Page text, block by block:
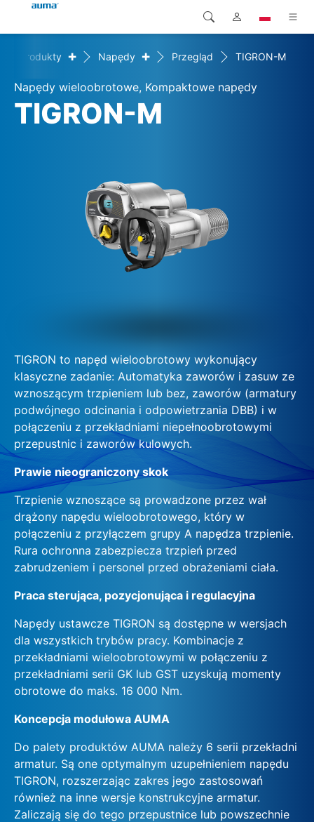
Produkty
Rozwiązania
Przedsiębiorstwo
Global
Europa
Ameryka Północna
Wyszukaj
Produkty + Napędy + Przegląd TIGRON-M
Napędy wieloobrotowe, Kompaktowe napędy
TIGRON-M
TIGRON to napęd wieloobrotowy wykonujący
klasyczne zadanie: Automatyka zaworów i zasuw ze
wznoszącym trzpieniem lub bez, zaworów (armatury
podwójnego odcinania i odpowietrzania DBB) i w
połączeniu z przekładniami niepełnoobrotowymi
przepustnic i zaworów kulowych.
Prawie nieograniczony skok
Trzpienie wznoszące są prowadzone przez wał
drążony napędu wieloobrotowego, który w
połączeniu z przyłączem grupy A napędza trzpienie.
Rura ochronna zabezpiecza trzpień przed
zabrudzeniem i personel przed obrażeniami ciała.
Praca sterująca, pozycjonująca i regulacyjna
Napędy ustawcze TIGRON są dostępne w wersjach
dla wszystkich trybów pracy. Kombinacje z
przekładniami wieloobrotowymi w połączeniu z
przekładniami serii GK lub GST uzyskują momenty
obrotowe do maks. 16 000 Nm.
Koncepcja modułowa AUMA
Do palety produktów AUMA należy 6 serii przekładni
armatur. Są one optymalnym uzupełnieniem napędu
TIGRON, rozszerzając zakres jego zastosowań
również na inne wersje konstrukcyjne armatur.
Zaliczają się do tego przepustnice lub powszechnie